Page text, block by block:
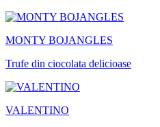
MONTY BOJANGLES
Trufe din ciocolata delicioase
VALENTINO